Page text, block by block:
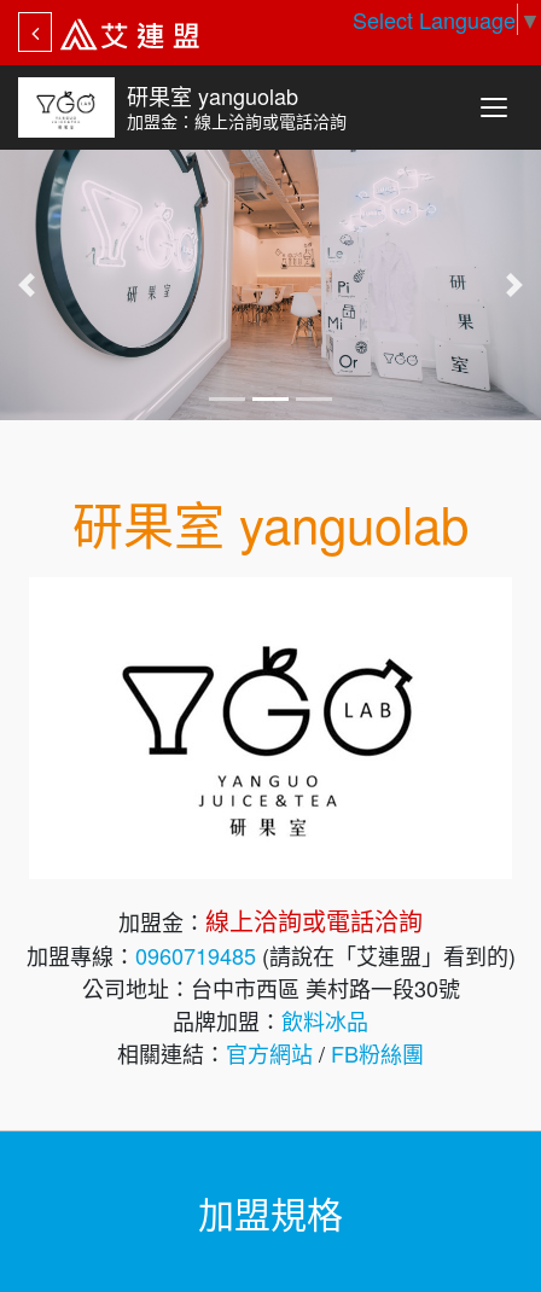
Select Language ▼
研果室 yanguolab
加盟金：線上洽詢或電話洽詢
研果室 yanguolab
加盟金： 線上洽詢或電話洽詢
加盟專線： 0960719485(請說在「艾連盟」看到的)
公司地址：台中市西區 美村路一段30號
品牌加盟： 飲料冰品
相關連結： 官方網站/ FB粉絲團
加盟規格